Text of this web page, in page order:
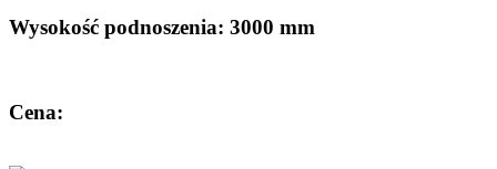
Wysokość podnoszenia: 3000 mm
Cena: